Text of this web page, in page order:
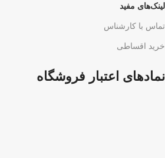
لینک‌های مفید
تماس با کارشناس
خرید اقساطی
نمادهای اعتبار فروشگاه